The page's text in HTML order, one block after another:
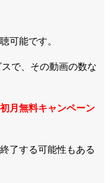
可能です。
で、その動画の数な
初月無料キャンペーン
了する可能性もある